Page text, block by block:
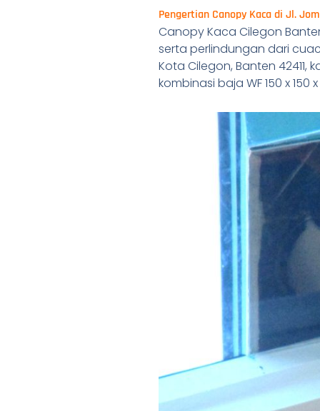
Pengertian Canopy Kaca di Jl.
Canopy Kaca Cilegon
serta perlindungan dari
Kota Cilegon, Banten
kombinasi baja WF 150 x 150